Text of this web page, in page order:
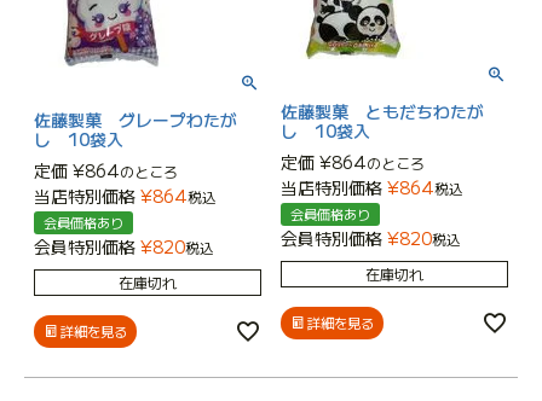
佐藤製菓 グレープわたが
し 10袋入
定価 ¥864のところ
当店特別価格 ¥864税込
会員価格あり
会員特別価格 ¥820税込
在庫切れ
詳細を見る
佐藤製菓 ともだちわたが
し 10袋入
定価 ¥864のところ
当店特別価格 ¥864税込
会員価格あり
会員特別価格 ¥820税込
在庫切れ
詳細を見る